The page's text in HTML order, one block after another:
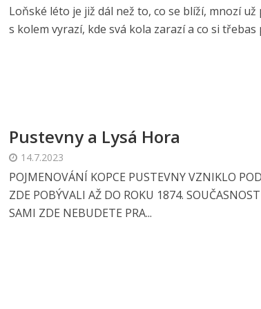
Loňské léto je již dál než to, co se blíží, mnozí
s kolem vyrazí, kde svá kola zarazí a co si třebas
Pustevny a Lysá Hora
14.7.2023
POJMENOVÁNÍ KOPCE PUSTEVNY VZNIKLO
ZDE POBÝVALI AŽ DO ROKU 1874.
SAMI ZDE NEBUDETE PRA...